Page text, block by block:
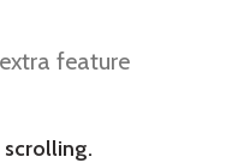
feature